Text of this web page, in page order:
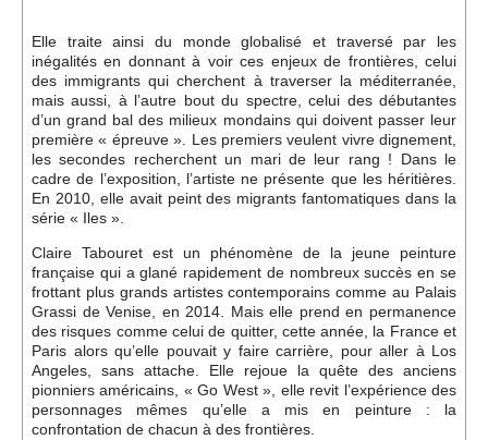
Elle traite ainsi du monde globalisé et traversé par les
inégalités en donnant à voir ces enjeux de frontières, celui
des immigrants qui cherchent à traverser la méditerranée,
mais aussi, à l’autre bout du spectre, celui des débutantes
d’un grand bal des milieux mondains qui doivent passer leur
première « épreuve ». Les premiers veulent vivre dignement,
les secondes recherchent un mari de leur rang ! Dans le
cadre de l’exposition, l’artiste ne présente que les héritières.
En 2010, elle avait peint des migrants fantomatiques dans la
série « Iles ».
Claire Tabouret est un phénomène de la jeune peinture
française qui a glané rapidement de nombreux succès en se
frottant plus grands artistes contemporains comme au Palais
Grassi de Venise, en 2014. Mais elle prend en permanence
des risques comme celui de quitter, cette année, la France et
Paris alors qu’elle pouvait y faire carrière, pour aller à Los
Angeles, sans attache. Elle rejoue la quête des anciens
pionniers américains, « Go West », elle revit l’expérience des
personnages mêmes qu’elle a mis en peinture : la
confrontation de chacun à des frontières.